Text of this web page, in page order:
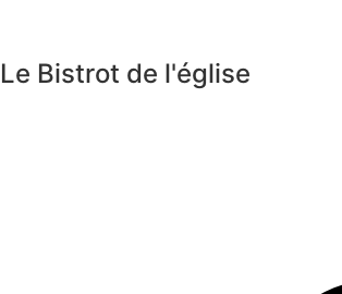
Le Bistrot de l'église